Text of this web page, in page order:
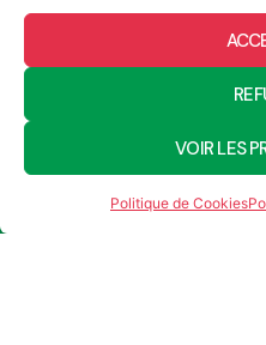
VOIR LES
Politique de Cookies
Adresse
2000 Neuchâtel
Nos sponsors